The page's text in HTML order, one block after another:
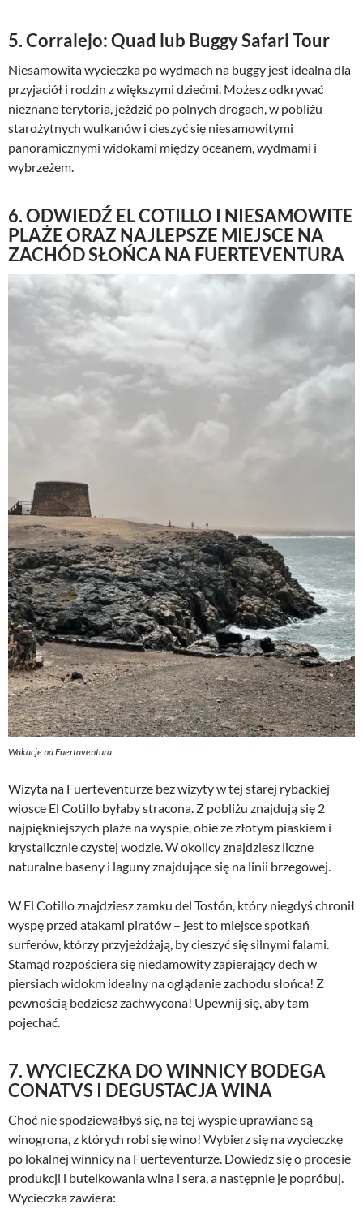
5. Corralejo: Quad lub Buggy Safari Tour
Niesamowita wycieczka po wydmach na buggy jest idealna dla
przyjaciół i rodzin z większymi dziećmi. Możesz odkrywać
nieznane terytoria, jeździć po polnych drogach, w pobliżu
starożytnych wulkanów i cieszyć się niesamowitymi
panoramicznymi widokami między oceanem, wydmami i
wybrzeżem.
6. ODWIEDŹ EL COTILLO I NIESAMOWITE
PLAŻE ORAZ NAJLEPSZE MIEJSCE NA
ZACHÓD SŁOŃCA NA FUERTEVENTURA
Wakacje na Fuertaventura
Wizyta na Fuerteventurze bez wizyty w tej starej rybackiej
wiosce El Cotillo byłaby stracona. Z pobliżu znajdują się 2
najpiękniejszych plaże na wyspie, obie ze złotym piaskiem i
krystalicznie czystej wodzie. W okolicy znajdziesz liczne
naturalne baseny i laguny znajdujące się na linii brzegowej.
W El Cotillo znajdziesz zamku del Tostón, który niegdyś chronił
wyspę przed atakami piratów – jest to miejsce spotkań
surferów, którzy przyjeżdżają, by cieszyć się silnymi falami.
Stamąd rozpościera się niedamowity zapierający dech w
piersiach widokm idealny na oglądanie zachodu słońca! Z
pewnością bedziesz zachwycona! Upewnij się, aby tam
pojechać.
7. WYCIECZKA DO WINNICY BODEGA
CONATVS I DEGUSTACJA WINA
Choć nie spodziewałbyś się, na tej wyspie uprawiane są
winogrona, z których robi się wino! Wybierz się na wycieczkę
po lokalnej winnicy na Fuerteventurze. Dowiedz się o procesie
produkcji i butelkowania wina i sera, a następnie je popróbuj.
Wycieczka zawiera: